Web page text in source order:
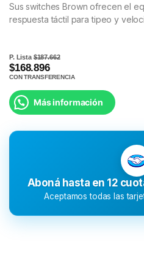
Sus switches Brown ofrecen el
respuesta táctil para tipeo y
P. Lista$187.662
$168.896
CON TRANSFERENCIA
Más información
Aboná hasta en 12
Aceptamos todas las